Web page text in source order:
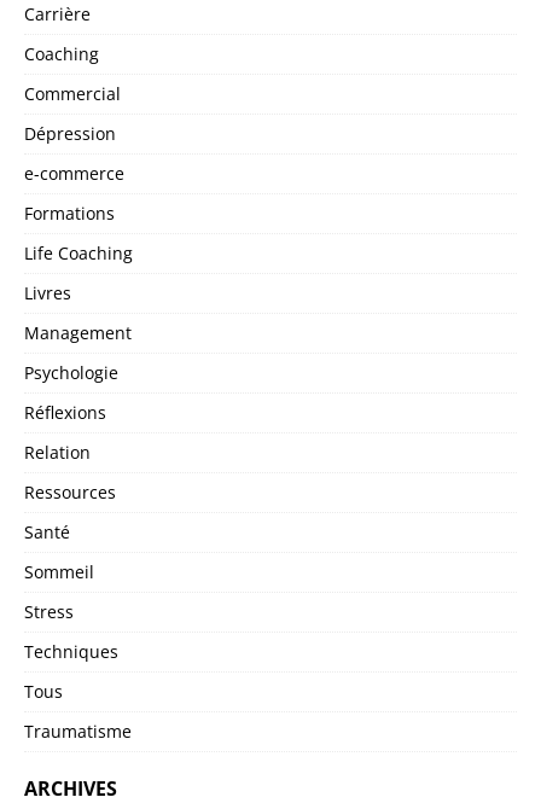
Carrière
Coaching
Commercial
Dépression
e-commerce
Formations
Life Coaching
Livres
Management
Psychologie
Réflexions
Relation
Ressources
Santé
Sommeil
Stress
Techniques
Tous
Traumatisme
ARCHIVES